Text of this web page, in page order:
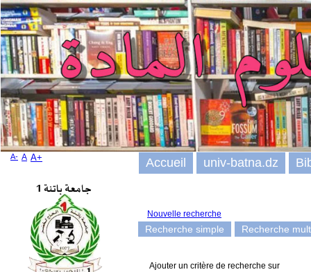
Nouvelle recherche
Recherche simple Recherche
Ajouter un critère de recherche sur
Accueil univ-batna.dz
A- A A+